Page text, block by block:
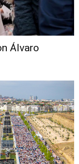
Álvaro